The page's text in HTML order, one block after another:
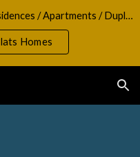
Skip to navigation
1, 2, 3, 4 & 5 BHK Flats / Homes / Residences / Apartments / Duplex / RowHouse / Bungalow, Shops, Showrooms & Retail Spaces Office / Commercial Spaces
Homes